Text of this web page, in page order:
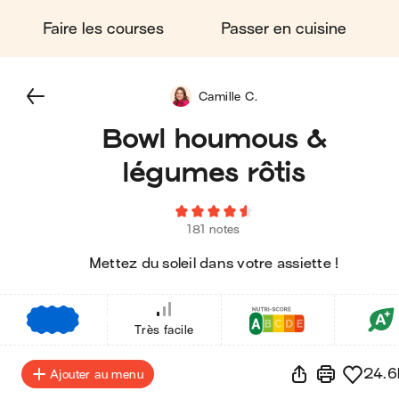
Faire les courses Passer en cuisine
Bowl houmous &
légumes rôtis
181 notes
Mettez du soleil dans votre assiette !
Camille C.
Très facile
Ajouter au menu